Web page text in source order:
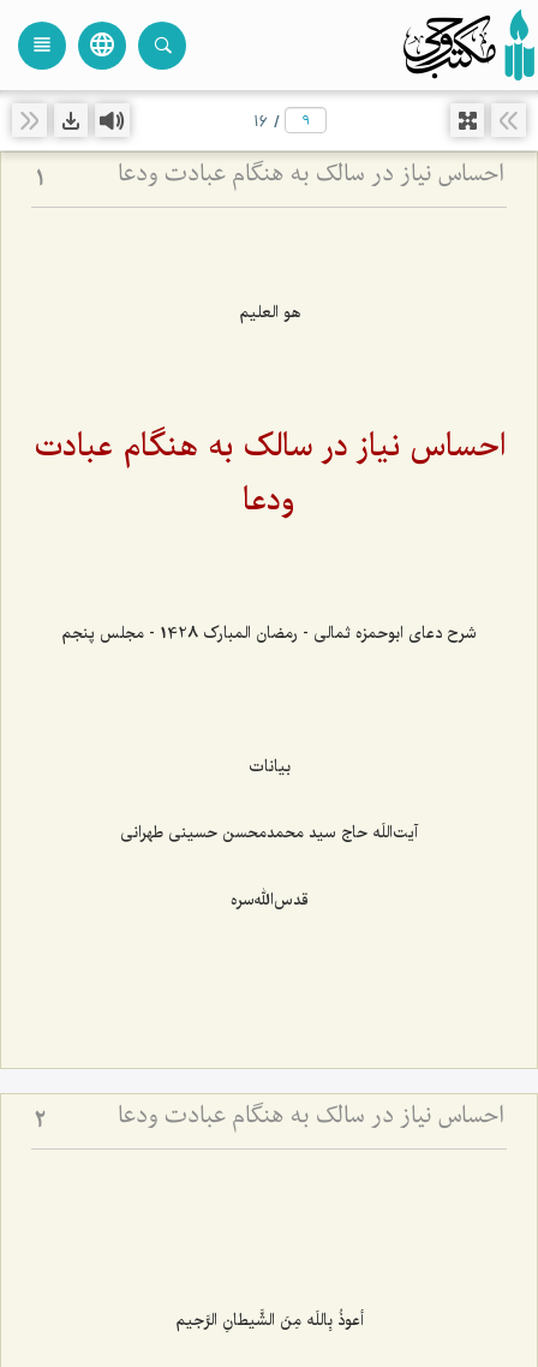
language
view_headline
/
16
احساس نیاز در سالک به هنگام عبادت ودعا 1
هو العليم
احساس نیاز در سالک به هنگام عبادت
ودعا
شرح دعای ابوحمزه ثمالی - رمضان المبارک 1428 - مجلس پنجم
بیانات
آیت‌اللَه حاج سید محمدمحسن حسینی طهرانی
قدس‌الله‌سره
احساس نیاز در سالک به هنگام عبادت ودعا 2
أعوذُ بِاللَه مِنَ الشَّیطانِ الرَّجیم‌